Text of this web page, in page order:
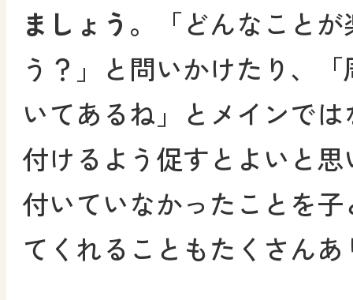
ましょう。
「どんなこと
う？」と問いかけたり、
いてあるね」とメインで
付けるよう促すとよいと
付いていなかったことを
てくれることもたくさん